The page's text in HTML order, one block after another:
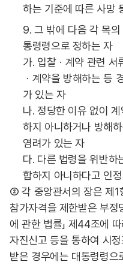
하는 기준에 따른 사망
9. 그 밖에 다음 각 목
통령령으로 정하는 자
가. 입찰ㆍ계약 관련 서
ㆍ계약을 방해하는 등
가 있는 자
나. 정당한 이유 없이
하지 아니하거나 방해
염려가 있는 자
다. 다른 법령을 위반하
합하지 아니하다고 인
② 각 중앙관서의 장은 제1
참가자격을 제한받은 부정
에 관한 법률」 제44조에
자진신고 등을 통하여 시
받은 경우에는 대통령령